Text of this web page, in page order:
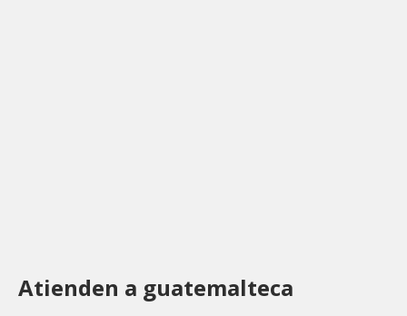
Atienden a guatemalteca